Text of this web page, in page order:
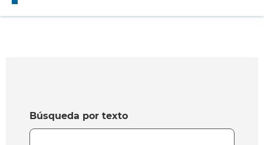
Búsqueda por texto